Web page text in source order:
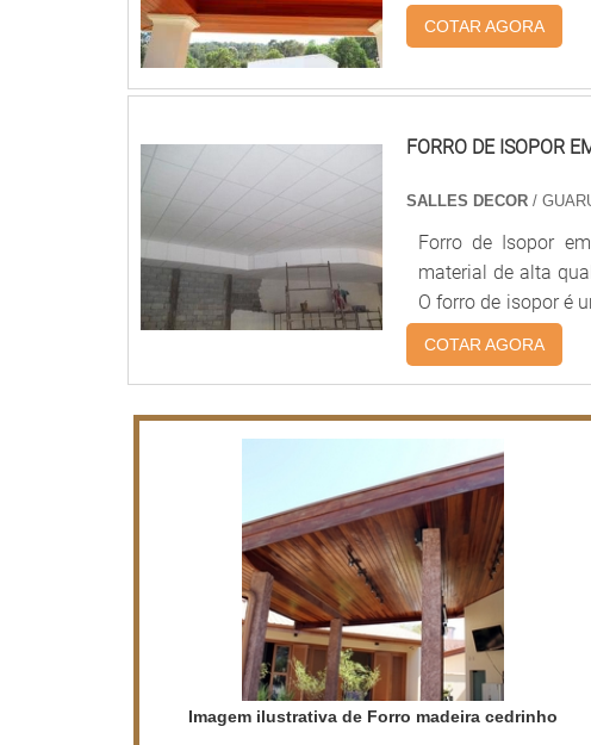
Se você está
Brasil é a melhor
conferir nossos
COTAR AGORA
FORRO DE ISOPOR
SALLES DECOR /
Forro de Isopor
material de alta
O forro de isopor é
fácil de instalar e
opções de cores e
seu projeto.
do forro de isopor,
contato conosco e
COTAR AGORA
Imagem ilustrativa de Forro madeira cedrinho